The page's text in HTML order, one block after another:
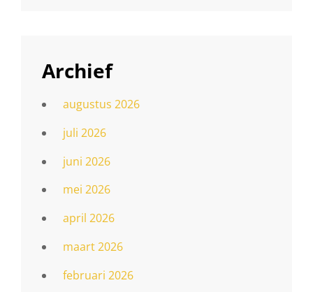
Archief
augustus 2026
juli 2026
juni 2026
mei 2026
april 2026
maart 2026
februari 2026